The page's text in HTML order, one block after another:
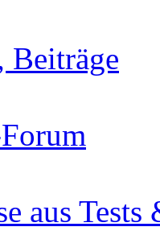
Beiträge
aus